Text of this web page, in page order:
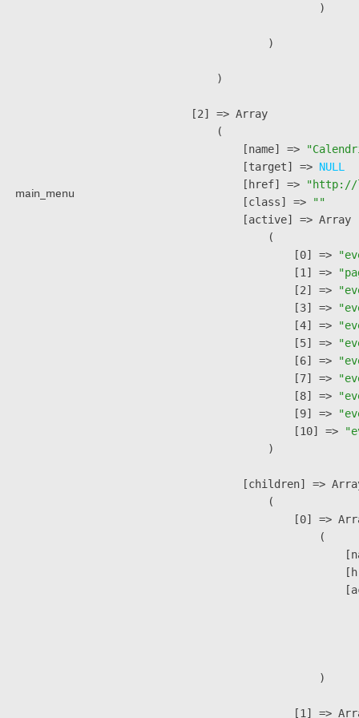
main_menu
                        )
                )
        )
    [2] => Array
        (
            [name] =>
            [target] =>
NULL
            [href] =>
"http://
            [class] =>
""
            [active] => Array
                (
                    [0] =>
                    [1] =>
                    [2] =>
                    [3] =>
                    [4] =>
                    [5] =>
                    [6] =>
                    [7] =>
                    [8] =>
                    [9] =>
                    [10] =>
                )
[children] =>
                (
[0] =>
                        (
                        )
[1] =>